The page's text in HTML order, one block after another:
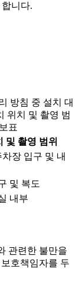
니다.
방침 중 설치 대
위치 및 촬영 범
표
및 촬영 범위
장 입구 및 내
및 복도
내부
관련한 불만을
호책임자를 두